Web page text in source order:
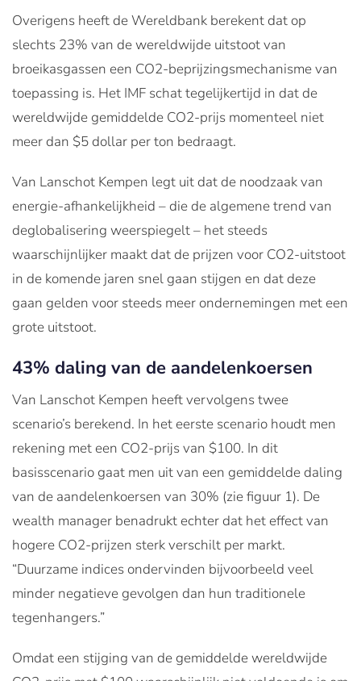
Overigens heeft de Wereldbank berekent dat op
slechts 23% van de wereldwijde uitstoot van
broeikasgassen een CO2-beprijzingsmechanisme van
toepassing is. Het IMF schat tegelijkertijd in dat de
wereldwijde gemiddelde CO2-prijs momenteel niet
meer dan $5 dollar per ton bedraagt.
Van Lanschot Kempen legt uit dat de noodzaak van
energie-afhankelijkheid – die de algemene trend van
deglobalisering weerspiegelt – het steeds
waarschijnlijker maakt dat de prijzen voor CO2-uitstoot
in de komende jaren snel gaan stijgen en dat deze
gaan gelden voor steeds meer ondernemingen met een
grote uitstoot.
43% daling van de aandelenkoersen
Van Lanschot Kempen heeft vervolgens twee
scenario’s berekend. In het eerste scenario houdt men
rekening met een CO2-prijs van $100. In dit
basisscenario gaat men uit van een gemiddelde daling
van de aandelenkoersen van 30% (zie figuur 1). De
wealth manager benadrukt echter dat het effect van
hogere CO2-prijzen sterk verschilt per markt.
“Duurzame indices ondervinden bijvoorbeeld veel
minder negatieve gevolgen dan hun traditionele
tegenhangers.”
Omdat een stijging van de gemiddelde wereldwijde